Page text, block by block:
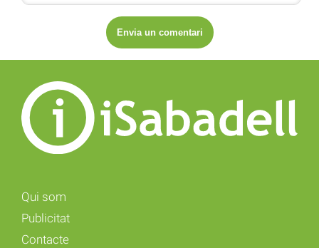
Qui som
Publicitat
Contacte